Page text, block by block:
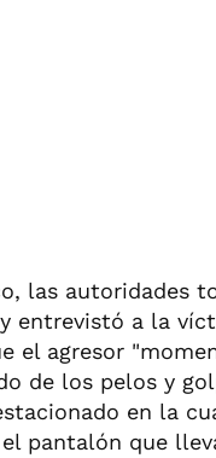
las autoridades
entrevistó a la
el agresor
de los pelos y
en la
pantalón que